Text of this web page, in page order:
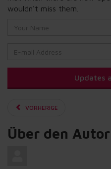
wouldn't miss them.
E-
Address
Updates
VORHERIGE
Über den Autor